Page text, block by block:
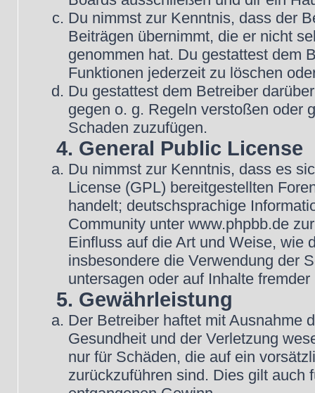
Du nimmst zur Kenntnis, dass der
Beiträgen übernimmt, die er nicht
genommen hat. Du gestattest dem
Funktionen jederzeit zu löschen
Du gestattest dem Betreiber
gegen o. g. Regeln verstoßen oder
Schaden zuzufügen.
4. General Public License
Du nimmst zur Kenntnis, dass es
License (GPL) bereitgestellten
handelt; deutschsprachige
Community unter www.phpbb.de
Einfluss auf die Art und Weise, wie
insbesondere die Verwendung der
untersagen oder auf Inhalte
5. Gewährleistung
Der Betreiber haftet mit Ausnahme
Gesundheit und der Verletzung
nur für Schäden, die auf ein
zurückzuführen sind. Dies gilt auch